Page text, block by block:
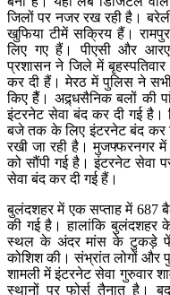
जिलों पर नजर रख रही है।
खुफिया टीमें सक्रिय हैं।
लिए गए हैं। पीएसी और
प्रशासन ने जिले में
कर दी हैं। मेरठ में पुलिस ने
किए हैैं। अद्र्धसैनिक बलों की
इंटरनेट सेवा बंद कर दी गई है।
बजे तक के लिए इंटरनेट बंद कर
रखी जा रही है। मुजफ्फरनगर में
को सौंपी गई है। इंटरनेट सेवा
सेवा बंद कर दी गई हैं।
बुलंदशहर में एक सप्ताह में 687
की गई है। हालांकि बुलंदशहर के
स्थल के अंदर मांस के टुकड़े
कोशिश की। संभ्रांत लोगों और
शामली में इंटरनेट सेवा गुरुवार
स्थानों पर फोर्स तैनात है।